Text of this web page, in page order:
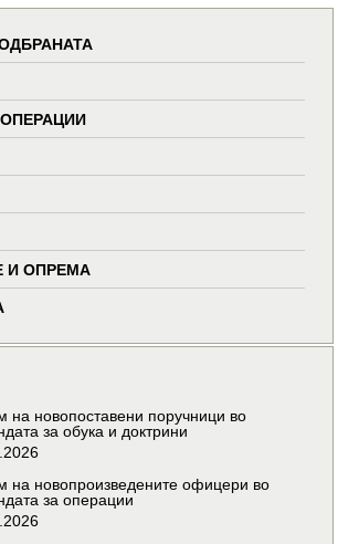
И ОПРЕМА
на новопоставени поручници во
за обука и доктрини
на новопроизведените офицери во
за операции